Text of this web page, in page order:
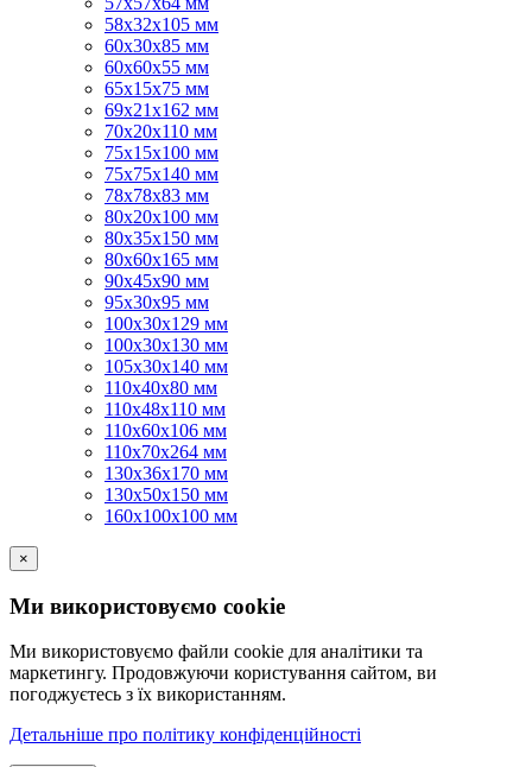
58х32х105 мм
60х30х85 мм
60х60х55 мм
65х15х75 мм
69х21х162 мм
70х20х110 мм
75х15х100 мм
75х75х140 мм
78х78х83 мм
80х20х100 мм
80х35х150 мм
80х60х165 мм
90х45х90 мм
95х30х95 мм
100х30х129 мм
100х30х130 мм
105х30х140 мм
110х40х80 мм
110х48х110 мм
110х60х106 мм
110х70х264 мм
130х36х170 мм
130х50х150 мм
160х100х100 мм
×
Ми використовуємо cookie
Ми використовуємо файли cookie для аналітики та
маркетингу. Продовжуючи користування сайтом, ви
погоджуєтесь з їх використанням.
Детальніше про політику конфіденційності